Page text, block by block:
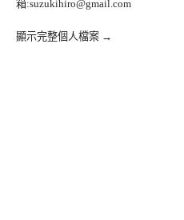
箱:suzukihiro@gmail.com
顯示完整個人檔案 →